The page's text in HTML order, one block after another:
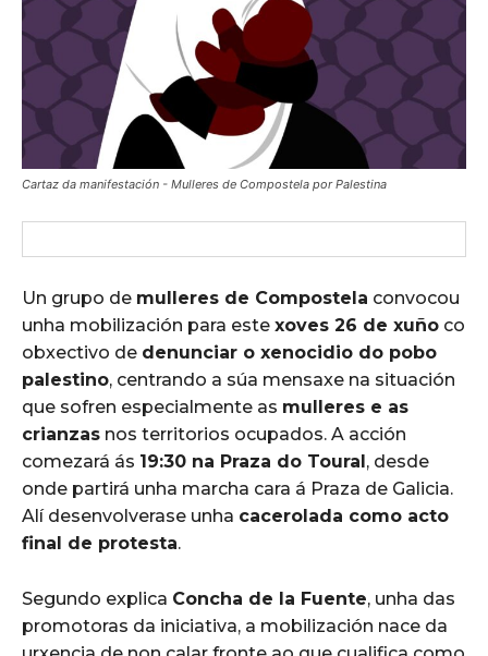
Cartaz da manifestación - Mulleres de Compostela por Palestina
Un grupo de mulleres de Compostela convocou
unha mobilización para este xoves 26 de xuño co
obxectivo de denunciar o xenocidio do pobo
palestino, centrando a súa mensaxe na situación
que sofren especialmente as mulleres e as
crianzas nos territorios ocupados. A acción
comezará ás 19:30 na Praza do Toural, desde
onde partirá unha marcha cara á Praza de Galicia.
Alí desenvolverase unha cacerolada como acto
final de protesta.
Segundo explica Concha de la Fuente, unha das
promotoras da iniciativa, a mobilización nace da